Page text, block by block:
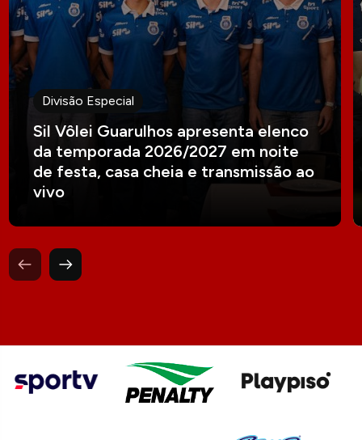
Divisão Especial
Sil Vôlei Guarulhos apresenta elenco
da temporada 2026/2027 em noite
de festa, casa cheia e transmissão ao
vivo